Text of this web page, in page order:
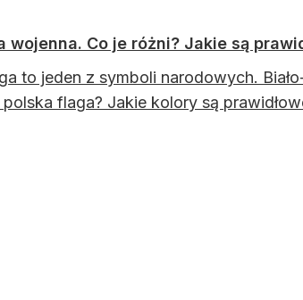
wojenna. Co je różni? Jakie są
to jeden z symboli narodowych.
polska flaga? Jakie kolory są